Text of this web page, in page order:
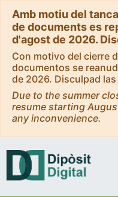
Amb motiu del
de documents es
d'agost de 2026.
Con motivo del cierre
documentos se
de 2026. Disculpad
Due to the summer
resume starting
any inconvenience.